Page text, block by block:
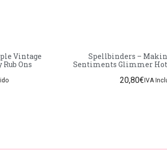
Vintage
Timeless Harmony Rub Ons
Spellbinders –
Sentiments Glimmer Hot
20,80€IVA